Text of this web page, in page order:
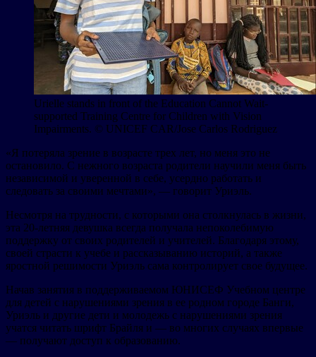
Urielle stands in front of the Education Cannot Wait-
supported Training Centre for Children with Vision
Impairments. © UNICEF CAR/Jose Carlos Rodriguez
«Я потеряла зрение в возрасте трех лет, но меня это не
остановило. С нежного возраста родители научили меня быть
независимой и уверенной в себе, усердно работать и
следовать за своими мечтами», — говорит Уриэль.
Несмотря на трудности, с которыми она столкнулась в жизни,
эта 20-летняя девушка всегда получала непоколебимую
поддержку от своих родителей и учителей. Благодаря этому,
своей страсти к учебе и рассказыванию историй, а также
яростной решимости Уриэль сама контролирует свое будущее.
Начав занятия в поддерживаемом ЮНИСЕФ Учебном центре
для детей с нарушениями зрения в ее родном городе Банги,
Уриэль и другие дети и молодежь с нарушениями зрения
учатся читать шрифт Брайля и — во многих случаях впервые
— получают доступ к образованию.